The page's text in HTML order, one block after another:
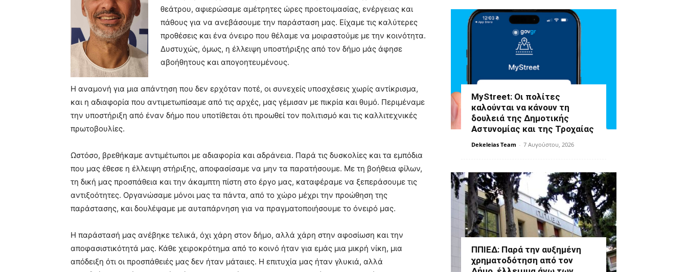
θεάτρου, αφιερώσαμε αμέτρητες ώρες προετοιμασίας, ενέργειας και
πάθους για να ανεβάσουμε την παράσταση μας. Είχαμε τις καλύτερες
προθέσεις και ένα όνειρο που θέλαμε να μοιραστούμε με την κοινότητα.
Δυστυχώς, όμως, η έλλειψη υποστήριξης από τον δήμο μάς άφησε
αβοήθητους και απογοητευμένους.
Η αναμονή για μια απάντηση που δεν ερχόταν ποτέ, οι συνεχείς υποσχέσεις χωρίς αντίκρισμα,
και η αδιαφορία που αντιμετωπίσαμε από τις αρχές, μας γέμισαν με πικρία και θυμό. Περιμέναμε
την υποστήριξη από έναν δήμο που υποτίθεται ότι προωθεί τον πολιτισμό και τις καλλιτεχνικές
πρωτοβουλίες.
Ωστόσο, βρεθήκαμε αντιμέτωποι με αδιαφορία και αδράνεια. Παρά τις δυσκολίες και τα εμπόδια
που μας έθεσε η έλλειψη στήριξης, αποφασίσαμε να μην τα παρατήσουμε. Με τη βοήθεια φίλων,
τη δική μας προσπάθεια και την άκαμπτη πίστη στο έργο μας, καταφέραμε να ξεπεράσουμε τις
αντιξοότητες. Οργανώσαμε μόνοι μας τα πάντα, από το χώρο μέχρι την προώθηση της
παράστασης, και δουλέψαμε με αυταπάρνηση για να πραγματοποιήσουμε το όνειρό μας.
Η παράστασή μας ανέβηκε τελικά, όχι χάρη στον δήμο, αλλά χάρη στην αφοσίωση και την
αποφασιστικότητά μας. Κάθε χειροκρότημα από το κοινό ήταν για εμάς μια μικρή νίκη, μια
απόδειξη ότι οι προσπάθειές μας δεν ήταν μάταιες. Η επιτυχία μας ήταν γλυκιά, αλλά
MyStreet: Οι πολίτες
καλούνται να κάνουν τη
δουλειά της Δημοτικής
Αστυνομίας και της Τροχαίας
Dekeleias Team - 7 Αυγούστου, 2026
ΠΠΙΕΔ: Παρά την αυξημένη
χρηματοδότηση από τον